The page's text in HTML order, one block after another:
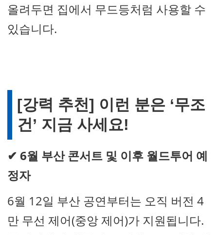
올려두면 집에서 무드등처럼 사용할 수
있습니다.
[강력 추천] 이런 분은 ‘무조
건’ 지금 사세요!
✔ 6월 부산 콘서트 및 이후 월드투어 예
정자
6월 12일 부산 공연부터는 오직 버전 4
만 무선 제어(중앙 제어)가 지원됩니다.